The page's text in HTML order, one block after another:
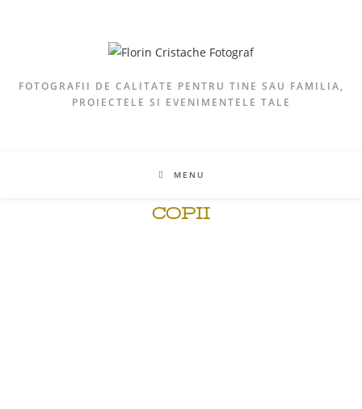
FOTOGRAFII DE CALITATE PENTRU TINE SAU FAMILIA,
PROIECTELE SI EVENIMENTELE TALE
MENU
COPII